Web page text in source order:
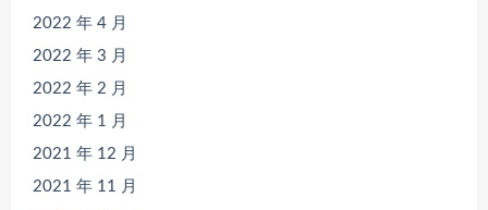
2022 年 4 月
2022 年 3 月
2022 年 2 月
2022 年 1 月
2021 年 12 月
2021 年 11 月